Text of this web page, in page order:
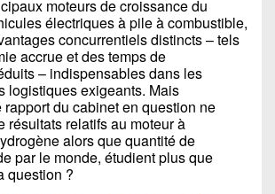
moteurs de croissance du
électriques à pile à combustible,
concurrentiels distincts – tels
accrue et des temps de
– indispensables dans les
logistiques exigeants. Mais
rapport du cabinet en question ne
résultats relatifs au moteur à
alors que quantité de
par le monde, étudient plus que
question ?